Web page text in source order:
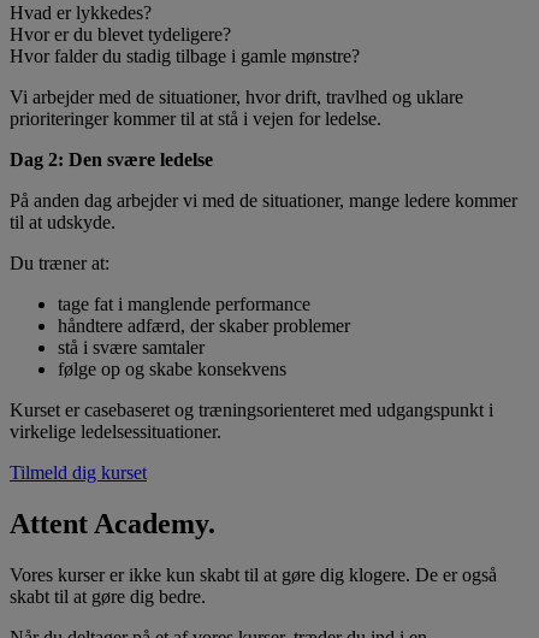
Hvad er lykkedes?
Hvor er du blevet tydeligere?
Hvor falder du stadig tilbage i gamle mønstre?
Vi arbejder med de situationer, hvor drift, travlhed og uklare
prioriteringer kommer til at stå i vejen for ledelse.
Dag 2: Den svære ledelse
På anden dag arbejder vi med de situationer, mange ledere kommer
til at udskyde.
Du træner at:
tage fat i manglende performance
håndtere adfærd, der skaber problemer
stå i svære samtaler
følge op og skabe konsekvens
Kurset er casebaseret og træningsorienteret med udgangspunkt i
virkelige ledelsessituationer.
Tilmeld dig kurset
Attent Academy.
Vores kurser er ikke kun skabt til at gøre dig klogere. De er også
skabt til at gøre dig bedre.